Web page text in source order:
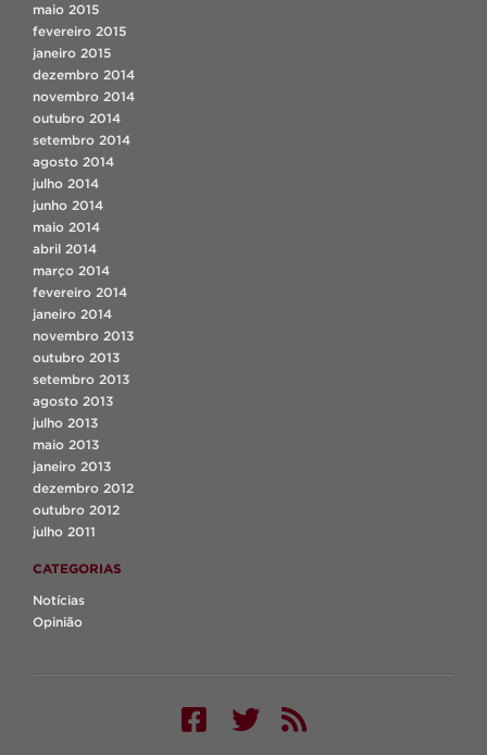
maio 2015
fevereiro 2015
janeiro 2015
dezembro 2014
novembro 2014
outubro 2014
setembro 2014
agosto 2014
julho 2014
junho 2014
maio 2014
abril 2014
março 2014
fevereiro 2014
janeiro 2014
novembro 2013
outubro 2013
setembro 2013
agosto 2013
julho 2013
maio 2013
janeiro 2013
dezembro 2012
outubro 2012
julho 2011
CATEGORIAS
Notícias
Opinião